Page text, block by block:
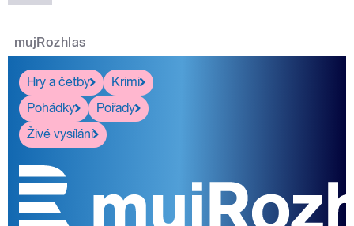
mujRozhlas
Hry a četby
Krimi
Pohádky
Pořady
Živé vysílání